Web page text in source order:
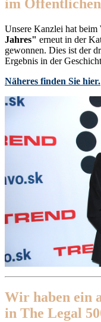
im
Unsere Kanzlei hat beim
Jahres" erneut in der
gewonnen. Dies ist der
Ergebnis in der
Näheres finden Sie hier.
Wir haben ein
in The Legal